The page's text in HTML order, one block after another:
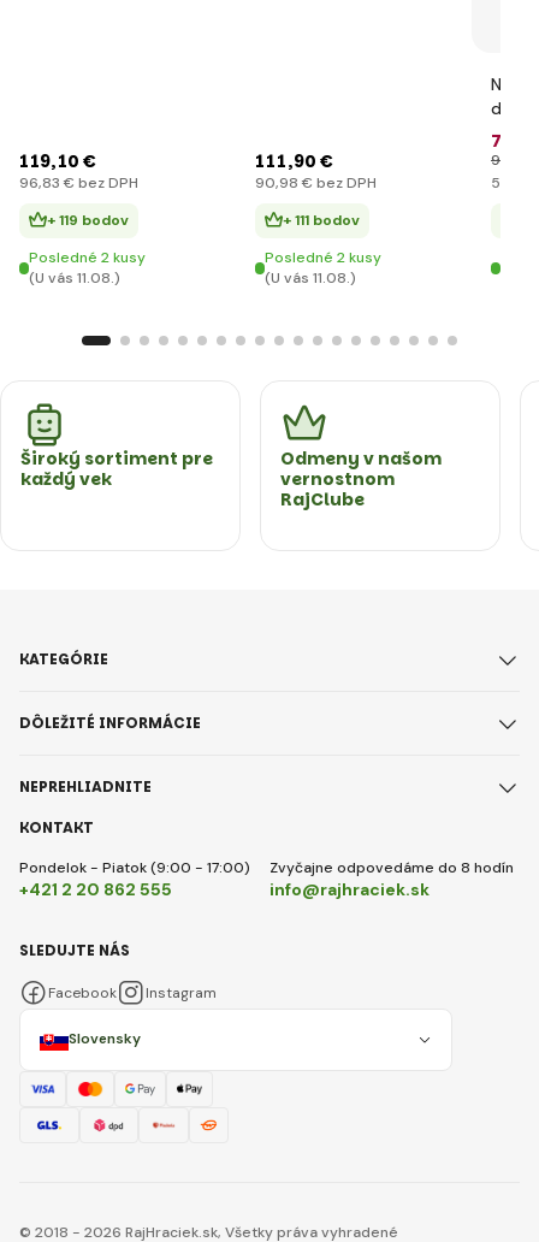
119,10 €
96,83 € bez DPH
+ 119 bodov
Posledné 2 kusy
(U vás 11.08.)
111,90 €
90,98 € bez DPH
+ 111 bodov
Posledné 2 kusy
(U vás 11.08.)
Ninja
dráha
73
99
59
Široký sortiment pre
každý vek
Odmeny v našom
vernostnom
RajClube
KONTAKT
Pondelok - Piatok (9:00 - 17:00)
+421 2 20 862 555
Zvyčajne odpovedáme do 8 hodín
info@rajhraciek.sk
KATEGÓRIE
DÔLEŽITÉ INFORMÁCIE
NEPREHLIADNITE
Slovensky
SLEDUJTE NÁS
Facebook Instagram
© 2018 - 2026 RajHraciek.sk, Všetky práva vyhradené